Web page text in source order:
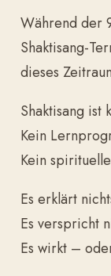
Während der
Shaktisang-
dieses
Shaktisang ist
Kein
Kein
Es erklärt
Es verspricht
Es wirkt –